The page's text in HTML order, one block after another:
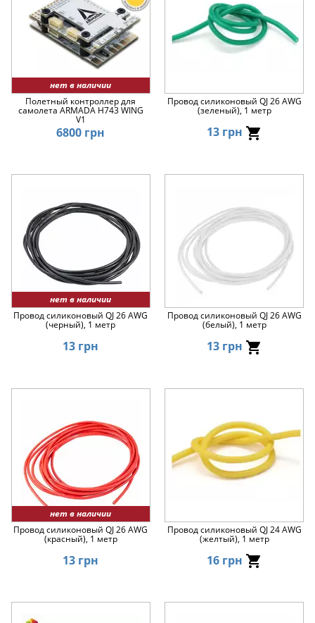
нет в наличии
Полетный контроллер для
самолета ARMADA H743 WING
V1
6800 грн
Провод силиконовый QJ 26 AWG
(зеленый), 1 метр
13 грн
нет в наличии
Провод силиконовый QJ 26 AWG
(черный), 1 метр
13 грн
Провод силиконовый QJ 26 AWG
(белый), 1 метр
13 грн
нет в наличии
Провод силиконовый QJ 26 AWG
(красный), 1 метр
13 грн
Провод силиконовый QJ 24 AWG
(желтый), 1 метр
16 грн